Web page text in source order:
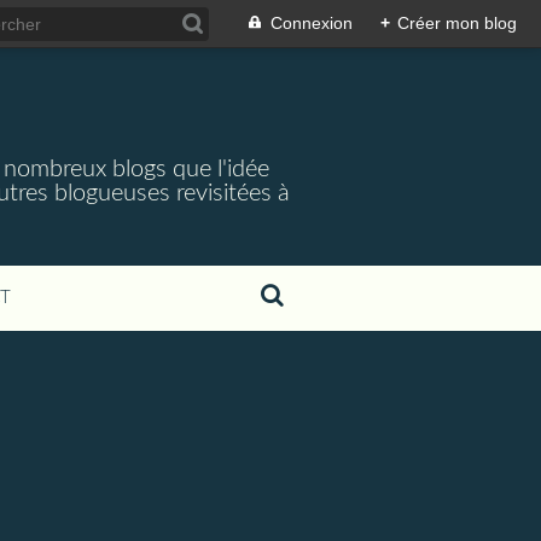
Connexion + Créer mon blog
blogs que l'idée
blogueuses revisitées à